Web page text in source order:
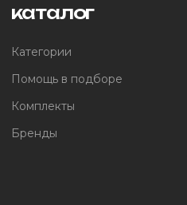
каталог
Категории
Помощь в подборе
Комплекты
Бренды